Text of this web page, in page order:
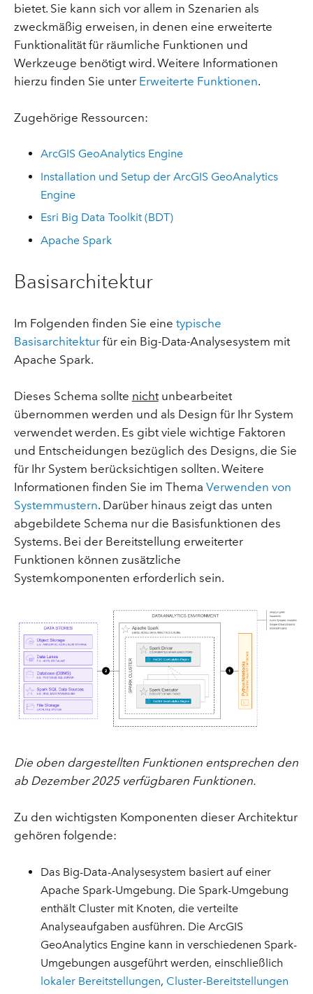
bietet. Sie kann sich vor allem in Szenarien als
zweckmäßig erweisen, in denen eine erweiterte
Funktionalität für räumliche Funktionen und
Werkzeuge benötigt wird. Weitere Informationen
hierzu finden Sie unter Erweiterte Funktionen.
Zugehörige Ressourcen:
ArcGIS GeoAnalytics Engine
Installation und Setup der ArcGIS GeoAnalytics
Engine
Esri Big Data Toolkit (BDT)
Apache Spark
Basisarchitektur
Im Folgenden finden Sie eine typische
Basisarchitekturfür ein Big-Data-Analysesystem mit
Apache Spark.
Dieses Schema sollte nichtunbearbeitet
übernommen werden und als Design für Ihr System
verwendet werden. Es gibt viele wichtige Faktoren
und Entscheidungen bezüglich des Designs, die Sie
für Ihr System berücksichtigen sollten. Weitere
Informationen finden Sie im Thema Verwenden von
Systemmustern. Darüber hinaus zeigt das unten
abgebildete Schema nur die Basisfunktionen des
Systems. Bei der Bereitstellung erweiterter
Funktionen können zusätzliche
Systemkomponenten erforderlich sein.
Die oben dargestellten Funktionen entsprechen den
ab Dezember 2025 verfügbaren Funktionen.
Zu den wichtigsten Komponenten dieser Architektur
gehören folgende:
Das Big-Data-Analysesystem basiert auf einer
Apache Spark-Umgebung. Die Spark-Umgebung
enthält Cluster mit Knoten, die verteilte
Analyseaufgaben ausführen. Die ArcGIS
GeoAnalytics Engine kann in verschiedenen Spark-
Umgebungen ausgeführt werden, einschließlich
lokaler Bereitstellungen, Cluster-Bereitstellungen